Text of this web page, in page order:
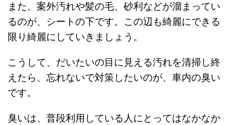
また、案外汚れや髪の毛、砂利などが溜まってい
るのが、シートの下です。この辺も綺麗にできる
限り綺麗にしていきましょう。
こうして、だいたいの目に見える汚れを清掃し終
えたら、忘れないで対策したいのが、車内の臭い
です。
臭いは、普段利用している人にとってはなかなか